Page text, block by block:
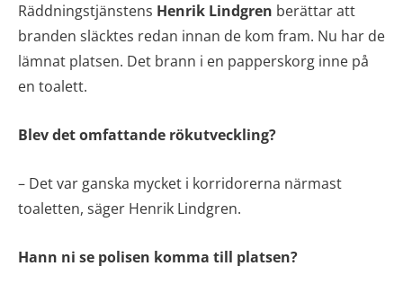
Räddningstjänstens Henrik Lindgren berättar att
branden släcktes redan innan de kom fram. Nu har de
lämnat platsen. Det brann i en papperskorg inne på
en toalett.
Blev det omfattande rökutveckling?
– Det var ganska mycket i korridorerna närmast
toaletten, säger Henrik Lindgren.
Hann ni se polisen komma till platsen?